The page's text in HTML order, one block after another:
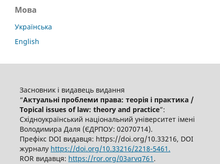
Мова
Українська
English
Засновник і видавець видання
“Актуальні проблеми права: теорія і практика /
Topical issues of law: theory and practice”:
Східноукраїнський національний університет імені
Володимира Даля (ЄДРПОУ: 02070714).
Префікс DOI видавця: https://doi.org/10.33216, DOI
журналу https://doi.org/10.33216/2218-5461.
ROR видавця: https://ror.org/03arvq761 .